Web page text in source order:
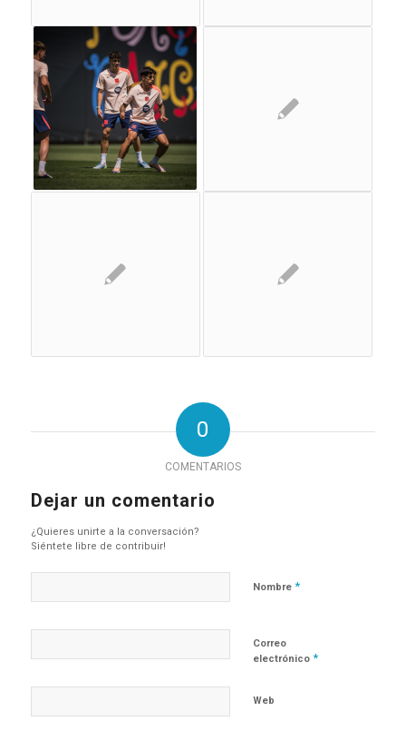
0
COMENTARIOS
Dejar un comentario
¿Quieres unirte a la conversación?
Siéntete libre de contribuir!
Nombre *
Correo
electrónico *
Web